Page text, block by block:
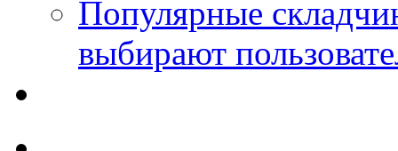
Популярные
выбирают